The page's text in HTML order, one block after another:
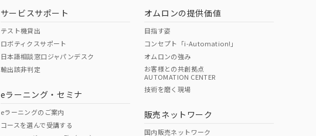
O O
サービスサポート
テスト機貸出
ロボティクスサポート
日本語相談窓口ジャパンデスク
輸出該非判定
eラーニング・セミナ
eラーニングのご案内
コースを選んで受講する
オムロンの提供価値
目指す姿
コンセプト「i-Automation!」
オムロンの強み
お客様との共創拠点
AUTOMATION CENTER
技術を磨く現場
販売ネットワーク
国内販売ネットワーク